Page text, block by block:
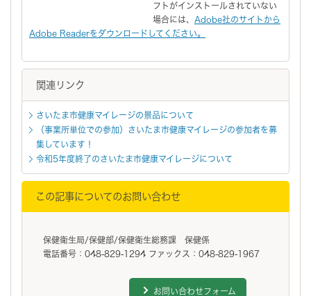
フトがインストールされていない
場合には、 Adobe社のサイトから
Adobe Readerをダウンロードしてください。
関連リンク
さいたま市健康マイレージの景品について
（事業所単位での参加）さいたま市健康マイレージの参加者を募
集しています！
令和5年度終了のさいたま市健康マイレージについて
この記事についてのお問い合わせ
保健衛生局/保健部/保健衛生総務課 保健係
電話番号：048-829-1294 ファックス：048-829-1967
お問い合わせフォーム